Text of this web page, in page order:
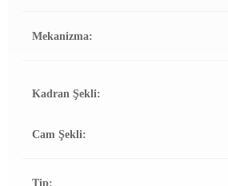
Mekanizma:
Kadran Şekli:
Cam Şekli:
Tip: